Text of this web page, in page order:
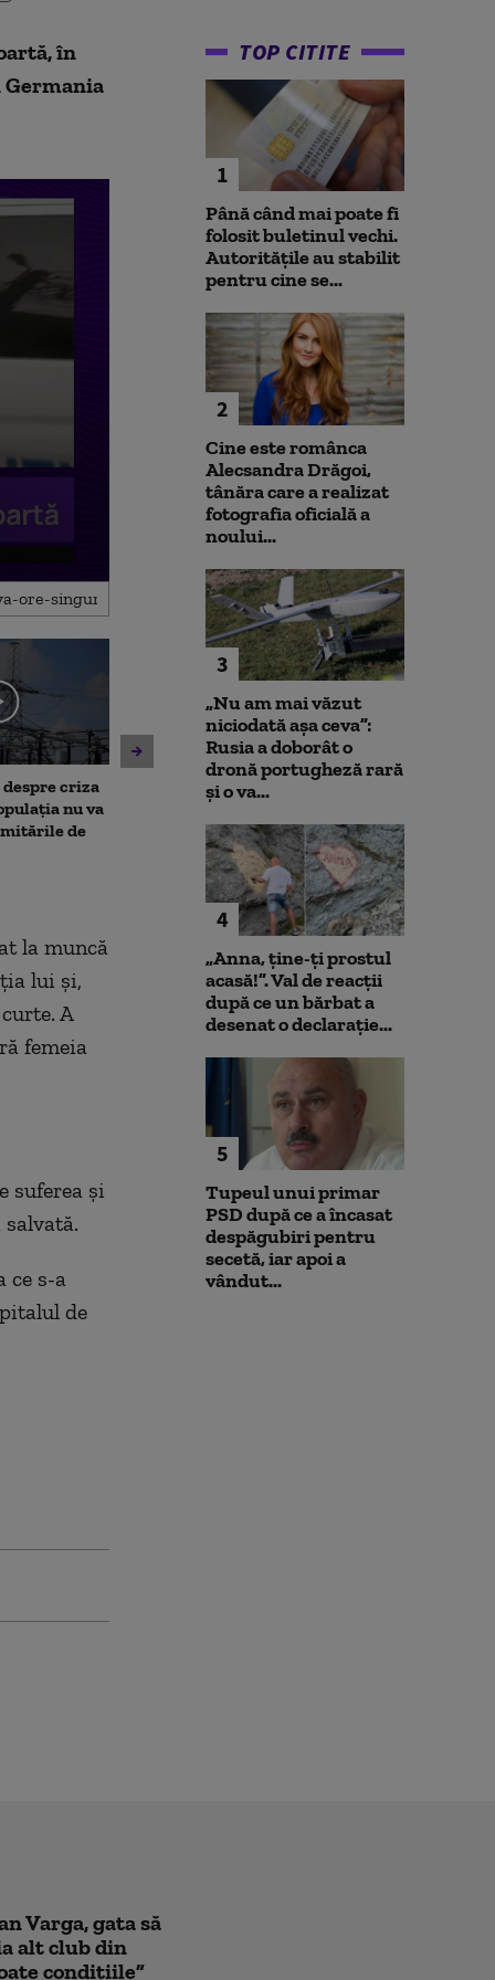
în
criza
nu va
de
Noi verificări pe aeroportul
din Leipzig: sute de polițiști
caută o a doua dronă.
Varianta exclusă de
anchetatori
insolvența
la muncă
lui și,
A
femeia
suferea și
ce s-a
de
TOP CITITE
1
Până când mai poate fi
folosit buletinul vechi.
Autoritățile au stabilit
pentru cine se...
2
Cine este românca
Alecsandra Drăgoi,
tânăra care a realizat
fotografia oficială a
noului...
3
„Nu am mai văzut
niciodată așa ceva”:
Rusia a doborât o
dronă portugheză rară
și o va...
4
„Anna, ţine-ţi prostul
acasă!”. Val de reacții
după ce un bărbat a
desenat o declarație...
5
Tupeul unui primar
PSD după ce a încasat
despăgubiri pentru
secetă, iar apoi a
vândut...
Varga, gata să
alt club din
condițiile”